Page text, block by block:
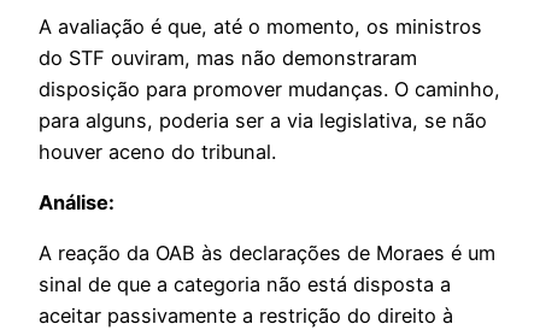
A avaliação é que, até o momento, os ministros
do STF ouviram, mas não demonstraram
disposição para promover mudanças. O caminho,
para alguns, poderia ser a via legislativa, se não
houver aceno do tribunal.
Análise:
A reação da OAB às declarações de Moraes é um
sinal de que a categoria não está disposta a
aceitar passivamente a restrição do direito à